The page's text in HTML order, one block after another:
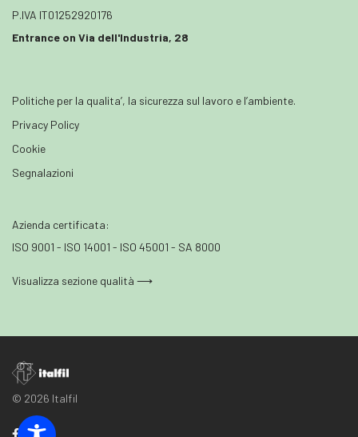
P.IVA IT01252920176
Entrance on Via dell'Industria, 28
Politiche per la qualita’, la sicurezza sul lavoro e l’ambiente.
Privacy Policy
Cookie
Segnalazioni
Azienda certificata:
ISO 9001 - ISO 14001 - ISO 45001 - SA 8000
Visualizza sezione qualità ⟶
© 2026 Italfil